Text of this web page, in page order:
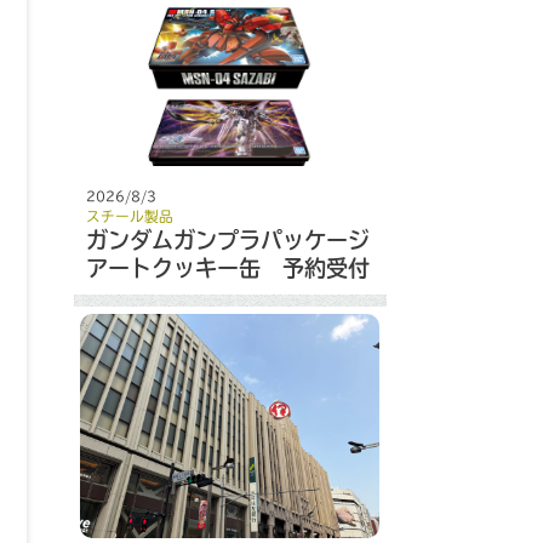
2026/8/3
スチール製品
ガンダムガンプラパッケージ
アートクッキー缶 予約受付
開始